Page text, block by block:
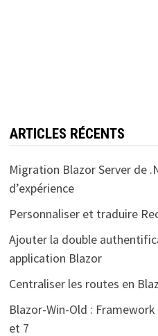
ARTICLES RÉCENTS
Migration Blazor Server de
d’expérience
Personnaliser et traduire
Ajouter la double
application Blazor
Centraliser les routes en
Blazor-Win-Old :
et 7